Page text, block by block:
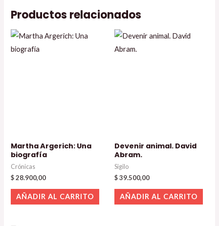
Productos relacionados
Martha Argerich: Una
biografía
Crónicas
$28.900,00
AÑADIR AL CARRITO
Devenir animal. David
Abram.
Sigilo
$39.500,00
AÑADIR AL CARRITO